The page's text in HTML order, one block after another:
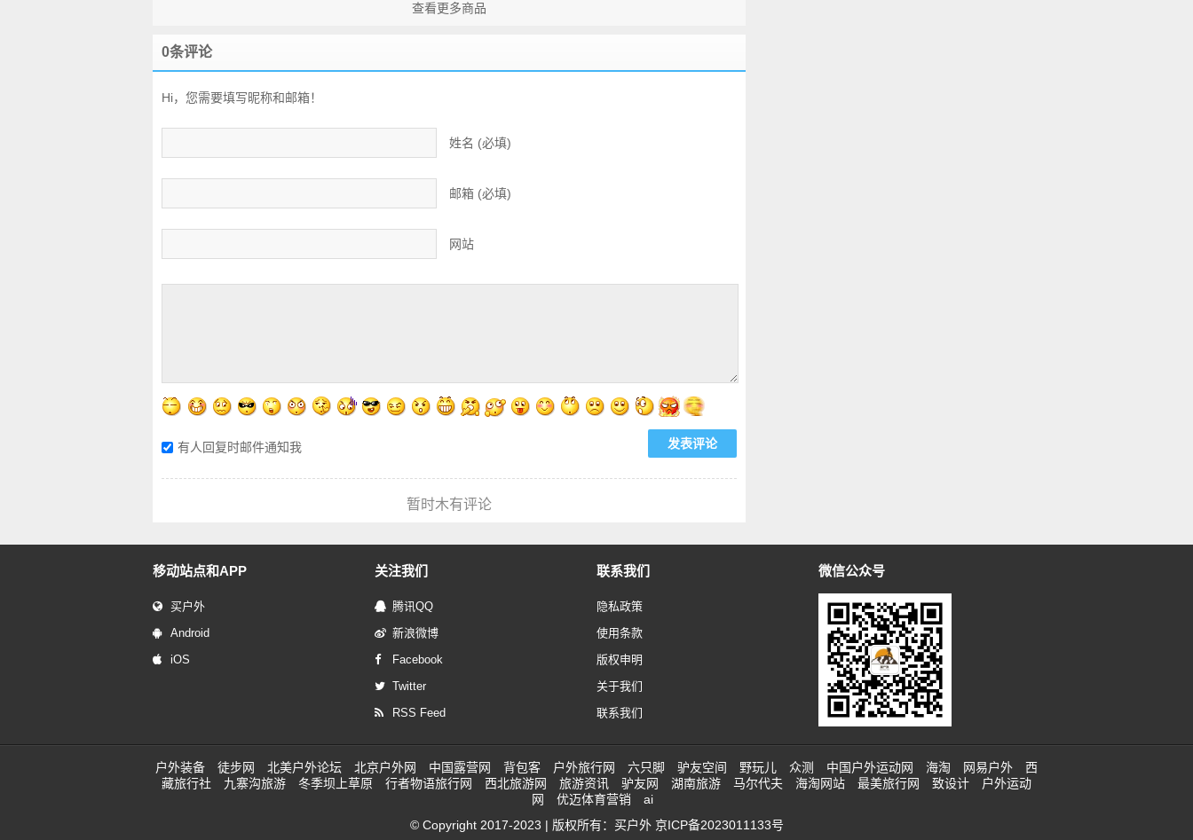
查看更多商品
0条评论
Hi，您需要填写昵称和邮箱！
姓名 (必填)
邮箱 (必填)
网站
有人回复时邮件通知我
暂时木有评论
移动站点和APP
买户外
Android
iOS
关注我们
腾讯QQ
新浪微博
Facebook
Twitter
RSS Feed
联系我们
隐私政策
使用条款
版权申明
关于我们
联系我们
微信公众号
户外装备 徒步网 北美户外论坛 北京户外网 中国露营网 背包客 户外旅行网 六只脚 驴友空间 野玩儿 众测 中国户外运动网 海淘 网易户外
西
藏旅行社
九寨沟旅游 冬季坝上草原 行者物语旅行网 西北旅游网 旅游资讯 驴友网 湖南旅游 马尔代夫 海淘网站 最美旅行网 致设计
户外运动
网
优迈体育营销
ai
© Copyright 2017-2023 | 版权所有：买户外 京ICP备2023011133号